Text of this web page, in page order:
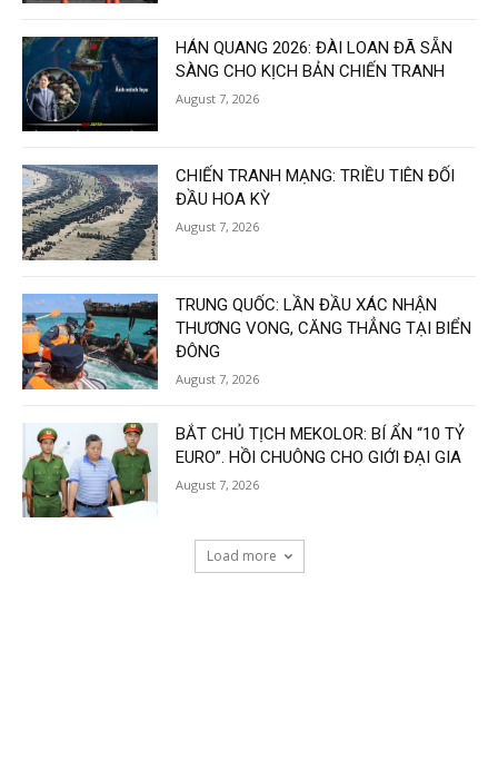
HÁN QUANG 2026: ĐÀI LOAN ĐÃ SẴN
SÀNG CHO KỊCH BẢN CHIẾN TRANH
August 7, 2026
CHIẾN TRANH MẠNG: TRIỀU TIÊN ĐỐI
ĐẦU HOA KỲ
August 7, 2026
TRUNG QUỐC: LẦN ĐẦU XÁC NHẬN
THƯƠNG VONG, CĂNG THẲNG TẠI BIỂN
ĐÔNG
August 7, 2026
BẮT CHỦ TỊCH MEKOLOR: BÍ ẨN “10 TỶ
EURO”. HỒI CHUÔNG CHO GIỚI ĐẠI GIA
August 7, 2026
Load more